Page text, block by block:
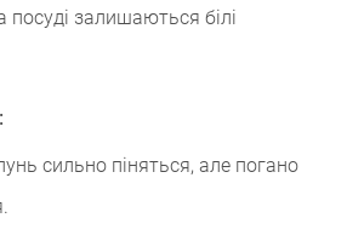
посуді залишаються білі
сильно піняться, але погано